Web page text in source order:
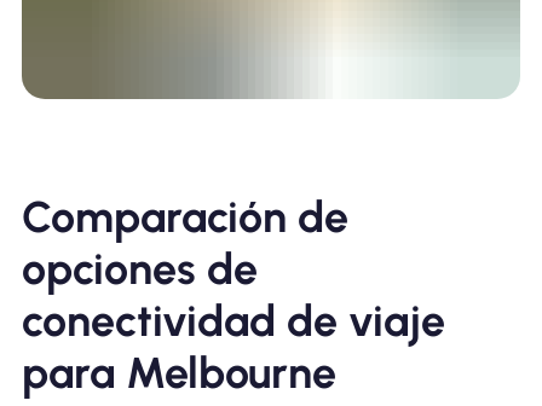
Comparación de
opciones de
conectividad de viaje
para Melbourne